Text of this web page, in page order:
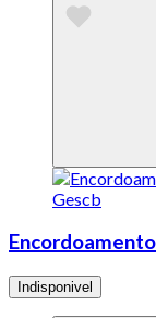
Indisponivel